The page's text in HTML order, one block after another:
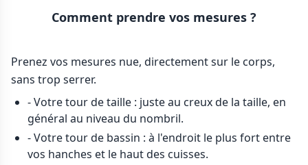
Comment prendre vos mesures ?
Prenez vos mesures nue, directement sur le corps,
sans trop serrer.
- Votre tour de taille : juste au creux de la taille, en
général au niveau du nombril.
- Votre tour de bassin : à l'endroit le plus fort entre
vos hanches et le haut des cuisses.